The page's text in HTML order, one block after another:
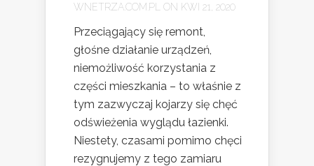
WNETRZA.COM.PL ON KWI 21, 2020
Przeciągający się remont,
głośne działanie urządzeń,
niemożliwość korzystania z
części mieszkania – to właśnie z
tym zazwyczaj kojarzy się chęć
odświeżenia wyglądu łazienki.
Niestety, czasami pomimo chęci
rezygnujemy z tego zamiaru